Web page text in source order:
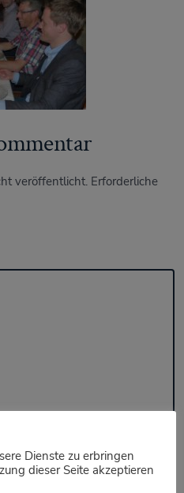
veröffentlicht. Erforderliche
Dienste zu erbringen
dieser Seite akzeptieren